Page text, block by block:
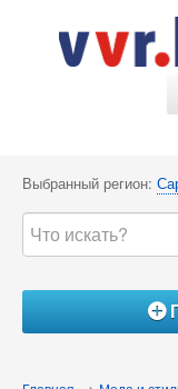
Выбранный регион:
Á